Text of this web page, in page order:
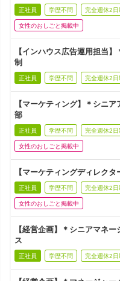
正社員 学歴不問 完全週休2日
女性のおしごと掲載中
【インハウス広告運用担当
制
正社員 学歴不問 完全週休2日
【マーケティング】＊シニ
部
正社員 学歴不問 完全週休2日
女性のおしごと掲載中
【マーケティングディレク
正社員 学歴不問 完全週休2日
女性のおしごと掲載中
【経営企画】＊シニアマネ
ス
正社員 学歴不問 完全週休2日